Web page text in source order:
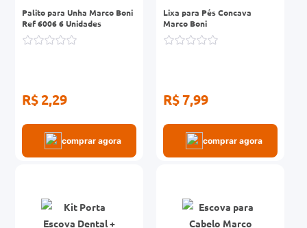
Palito para Unha Marco Boni
Ref 6006 6 Unidades
R$ 2,29
comprar agora
Lixa para Pés Concava
Marco Boni
R$ 7,99
comprar agora